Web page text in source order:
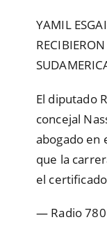
YAMIL
El diputado
concejal
abogado en
que la
el
— Radio 780